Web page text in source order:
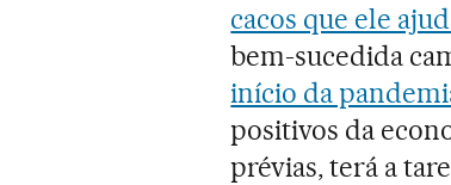
cacos que ele
bem-sucedida
início da
positivos da
prévias, terá a